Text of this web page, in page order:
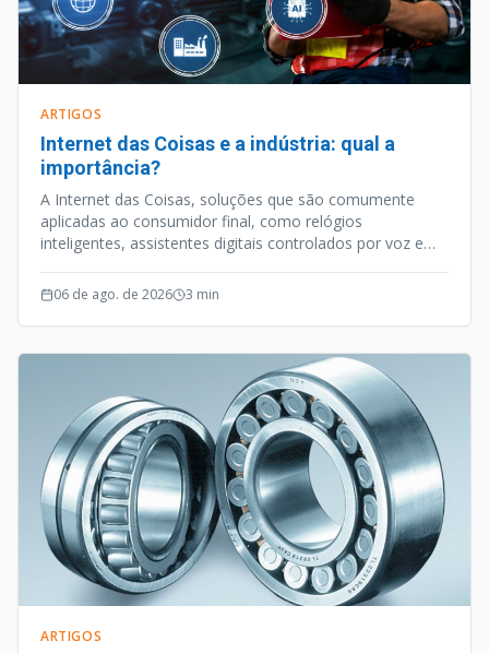
ARTIGOS
Internet das Coisas e a indústria: qual a
importância?
A Internet das Coisas, soluções que são comumente
aplicadas ao consumidor final, como relógios
inteligentes, assistentes digitais controlados por voz e
vertente tecnológica que caminhou a passos largos nos
últimos anos.
06 de ago. de 2026 3 min
ARTIGOS